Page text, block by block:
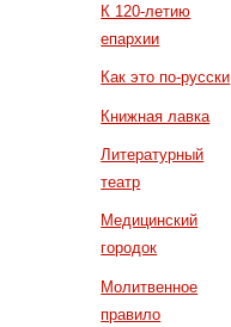
К 120-летию
епархии
Как это по-русски
Книжная лавка
Литературный
театр
Медицинский
городок
Молитвенное
правило